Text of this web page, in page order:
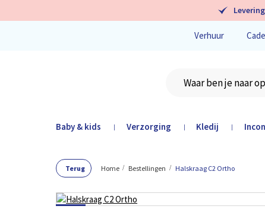
Verhuur
Baby & kids | Verzorging | Kledij |
Terug Home Bestellingen Halskraag C2 Ortho